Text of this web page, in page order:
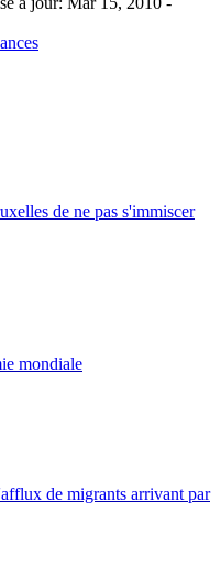
de ne pas s'immiscer
mondiale
de migrants arrivant par